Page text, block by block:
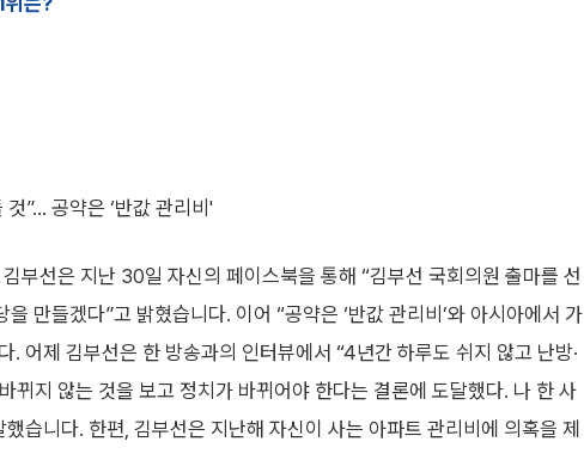
”… 공약은 ‘반값 관리비'
부선은 지난 30일 자신의 페이스북을 통해 “김부선 국회의원 출마를 선
만들겠다”고 밝혔습니다. 이어 “공약은 ‘반값 관리비’와 아시아에서 가
. 어제 김부선은 한 방송과의 인터뷰에서 “4년간 하루도 쉬지 않고 난방·
뀌지 않는 것을 보고 정치가 바뀌어야 한다는 결론에 도달했다. 나 한 사
습니다. 한편, 김부선은 지난해 자신이 사는 아파트 관리비에 의혹을 제